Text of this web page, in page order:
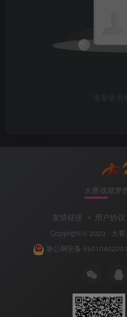
请登录后
大赛成就梦
友情链接 用户协议
Copyright © 2023 · 大
新公网安备